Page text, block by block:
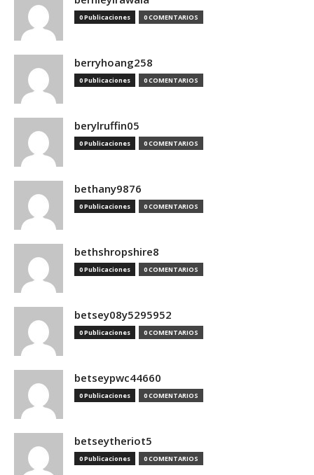
0 Publicaciones 0 COMENTARIOS
berryhoang258
0 Publicaciones 0 COMENTARIOS
berylruffin05
0 Publicaciones 0 COMENTARIOS
bethany9876
0 Publicaciones 0 COMENTARIOS
bethshropshire8
0 Publicaciones 0 COMENTARIOS
betsey08y5295952
0 Publicaciones 0 COMENTARIOS
betseypwc44660
0 Publicaciones 0 COMENTARIOS
betseytheriot5
0 Publicaciones 0 COMENTARIOS